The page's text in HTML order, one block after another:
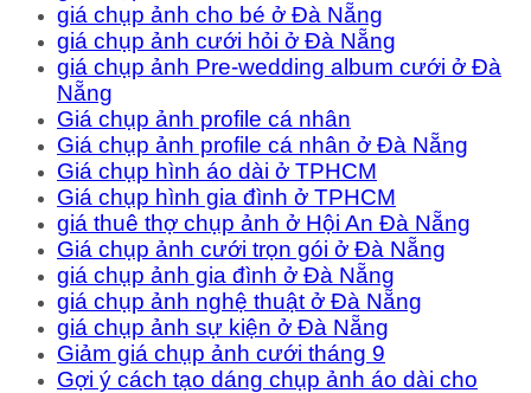
giá chụp ảnh cho bé ở Đà Nẵng
giá chụp ảnh cưới hỏi ở Đà Nẵng
giá chụp ảnh Pre-wedding album cưới ở Đà
Nẵng
Giá chụp ảnh profile cá nhân
Giá chụp ảnh profile cá nhân ở Đà Nẵng
Giá chụp hình áo dài ở TPHCM
Giá chụp hình gia đình ở TPHCM
giá thuê thợ chụp ảnh ở Hội An Đà Nẵng
Giá chụp ảnh cưới trọn gói ở Đà Nẵng
giá chụp ảnh gia đình ở Đà Nẵng
giá chụp ảnh nghệ thuật ở Đà Nẵng
giá chụp ảnh sự kiện ở Đà Nẵng
Giảm giá chụp ảnh cưới tháng 9
Gợi ý cách tạo dáng chụp ảnh áo dài cho